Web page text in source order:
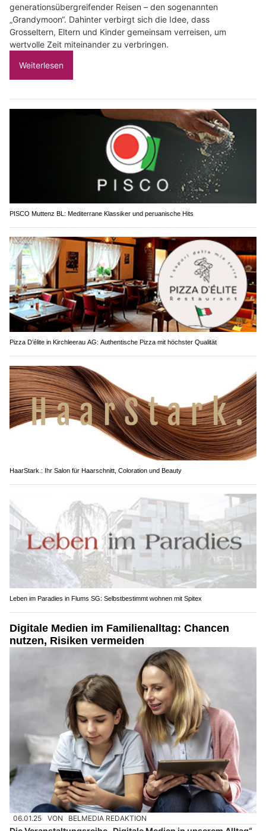
generationsübergreifender Reisen – den sogenannten
„Grandymoon“. Dahinter verbirgt sich die Idee, dass
Grosseltern, Eltern und Kinder gemeinsam verreisen, um
wertvolle Zeit miteinander zu verbringen.
Weiterlesen
PISCO Muttenz BL: Mediterrane Klassiker und peruanische Hits
Pizza D’élite in Kirchleerau AG: Authentische Pizza mit höchster Qualität
HaarStark.: Ihr Salon für Haarschnitt, Coloration und Beauty
Leben im Paradies in Flums SG: Selbstbestimmt wohnen mit Spitex
Digitale Medien im Familienalltag: Chancen
nutzen, Risiken vermeiden
06.01.25 VON BELMEDIA REDAKTION